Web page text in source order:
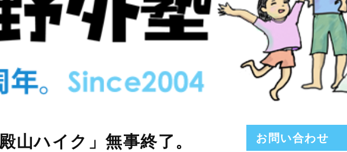
山ハイク」無事終了。 お問い合わせ